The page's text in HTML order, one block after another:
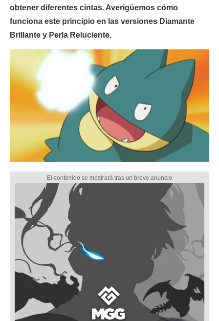
obtener diferentes cintas. Averigüemos cómo
funciona este principio en las versiones Diamante
Brillante y Perla Reluciente.